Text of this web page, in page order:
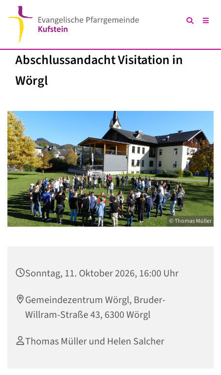
Abschlussandacht Visitation in
Wörgl
© Thomas Müller
Sonntag, 11. Oktober 2026, 16:00 Uhr
Gemeindezentrum Wörgl, Bruder-
Willram-Straße 43, 6300 Wörgl
Thomas Müller und Helen Salcher